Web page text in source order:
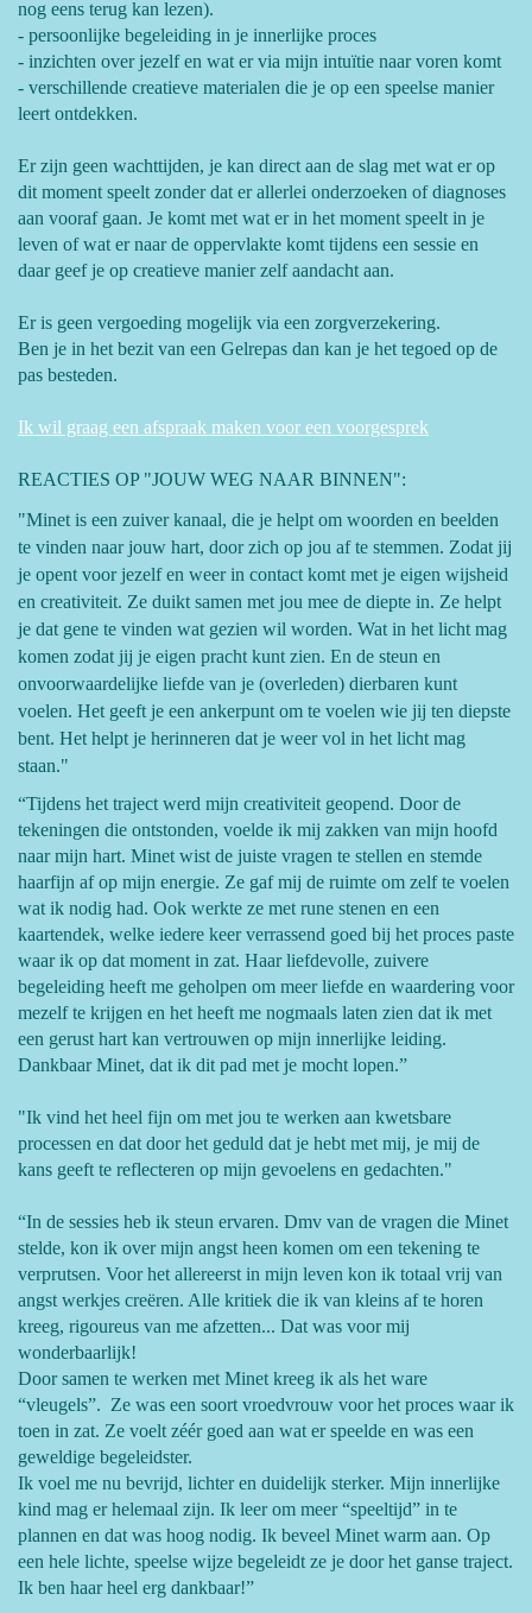
nog eens terug kan lezen).
- persoonlijke begeleiding in je innerlijke proces
- inzichten over jezelf en wat er via mijn intuïtie naar voren komt
- verschillende creatieve materialen die je op een speelse manier
leert ontdekken.
Er zijn geen wachttijden, je kan direct aan de slag met wat er op
dit moment speelt zonder dat er allerlei onderzoeken of diagnoses
aan vooraf gaan. Je komt met wat er in het moment speelt in je
leven of wat er naar de oppervlakte komt tijdens een sessie en
daar geef je op creatieve manier zelf aandacht aan.
Er is geen vergoeding mogelijk via een zorgverzekering.
Ben je in het bezit van een Gelrepas dan kan je het tegoed op de
pas besteden.
Ik wil graag een afspraak maken voor een voorgesprek
REACTIES OP "JOUW WEG NAAR BINNEN":
"Minet is een zuiver kanaal, die je helpt om woorden en beelden
te vinden naar jouw hart, door zich op jou af te stemmen. Zodat jij
je opent voor jezelf en weer in contact komt met je eigen wijsheid
en creativiteit. Ze duikt samen met jou mee de diepte in. Ze helpt
je dat gene te vinden wat gezien wil worden. Wat in het licht mag
komen zodat jij je eigen pracht kunt zien. En de steun en
onvoorwaardelijke liefde van je (overleden) dierbaren kunt
voelen. Het geeft je een ankerpunt om te voelen wie jij ten diepste
bent. Het helpt je herinneren dat je weer vol in het licht mag
staan."
“Tijdens het traject werd mijn creativiteit geopend. Door de
tekeningen die ontstonden, voelde ik mij zakken van mijn hoofd
naar mijn hart. Minet wist de juiste vragen te stellen en stemde
haarfijn af op mijn energie. Ze gaf mij de ruimte om zelf te voelen
wat ik nodig had. Ook werkte ze met rune stenen en een
kaartendek, welke iedere keer verrassend goed bij het proces paste
waar ik op dat moment in zat. Haar liefdevolle, zuivere
begeleiding heeft me geholpen om meer liefde en waardering voor
mezelf te krijgen en het heeft me nogmaals laten zien dat ik met
een gerust hart kan vertrouwen op mijn innerlijke leiding.
Dankbaar Minet, dat ik dit pad met je mocht lopen.”
"Ik vind het heel fijn om met jou te werken aan kwetsbare
processen en dat door het geduld dat je hebt met mij, je mij de
kans geeft te reflecteren op mijn gevoelens en gedachten."
“In de sessies heb ik steun ervaren. Dmv van de vragen die Minet
stelde, kon ik over mijn angst heen komen om een tekening te
verprutsen. Voor het allereerst in mijn leven kon ik totaal vrij van
angst werkjes creëren. Alle kritiek die ik van kleins af te horen
kreeg, rigoureus van me afzetten... Dat was voor mij
wonderbaarlijk!
Door samen te werken met Minet kreeg ik als het ware
“vleugels”. Ze was een soort vroedvrouw voor het proces waar ik
toen in zat. Ze voelt zéér goed aan wat er speelde en was een
geweldige begeleidster.
Ik voel me nu bevrijd, lichter en duidelijk sterker. Mijn innerlijke
kind mag er helemaal zijn. Ik leer om meer “speeltijd” in te
plannen en dat was hoog nodig. Ik beveel Minet warm aan. Op
een hele lichte, speelse wijze begeleidt ze je door het ganse traject.
Ik ben haar heel erg dankbaar!”